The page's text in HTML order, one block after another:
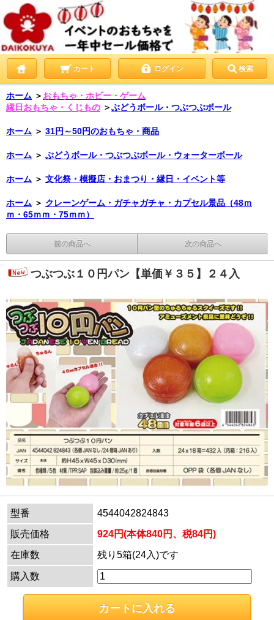
カート ログイン 検索
ホーム ＞ おもちゃ・ホビー・ゲーム
縁日おもちゃ・くじもの ＞ぶどうボール・つぶつぶボール
ホーム ＞ 31円～50円のおもちゃ・商品
ホーム ＞ ぶどうボール・つぶつぶボール・ウォーターボール
ホーム ＞ 文化祭・模擬店・おまつり・縁日・イベント等
ホーム ＞ クレーンゲーム・ガチャガチャ・カプセル景品（48ｍ
ｍ・65ｍｍ・75ｍｍ）
前の商品へ 次の商品へ
つぶつぶ１０円パン【単価￥３５】２４入
型番
4544042824843
販売価格
924円(本体840円、税84円)
在庫数
残り5箱(24入)です
購入数